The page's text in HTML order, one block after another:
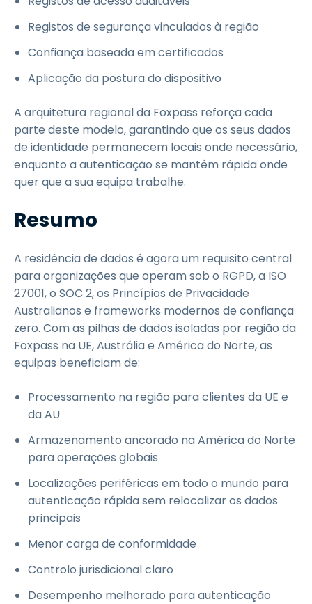
Registos de segurança vinculados à região
Confiança baseada em certificados
Aplicação da postura do dispositivo
A arquitetura regional da Foxpass reforça cada
parte deste modelo, garantindo que os seus dados
de identidade permanecem locais onde necessário,
enquanto a autenticação se mantém rápida onde
quer que a sua equipa trabalhe.
Resumo
A residência de dados é agora um requisito central
para organizações que operam sob o RGPD, a ISO
27001, o SOC 2, os Princípios de Privacidade
Australianos e frameworks modernos de confiança
zero. Com as pilhas de dados isoladas por região da
Foxpass na UE, Austrália e América do Norte, as
equipas beneficiam de:
Processamento na região para clientes da UE e
da AU
Armazenamento ancorado na América do Norte
para operações globais
Localizações periféricas em todo o mundo para
autenticação rápida sem relocalizar os dados
principais
Menor carga de conformidade
Controlo jurisdicional claro
Desempenho melhorado para autenticação